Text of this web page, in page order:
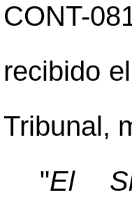
CONT-
recibido
Tribunal,
"El